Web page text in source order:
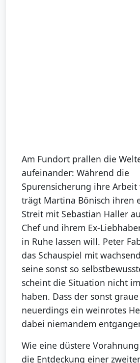
Am Fundort prallen die
aufeinander: Während die
Spurensicherung ihre Arbeit
trägt Martina Bönisch ihren
Streit mit Sebastian Haller
Chef und ihrem Ex-
in Ruhe lassen will. Peter
das Schauspiel mit
seine sonst so
scheint die Situation nicht
haben. Dass der sonst
neuerdings ein weinrotes
dabei niemandem
Wie eine düstere
die Entdeckung einer